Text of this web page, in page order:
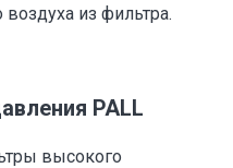
воздуха из фильтра.
PALL
высокого